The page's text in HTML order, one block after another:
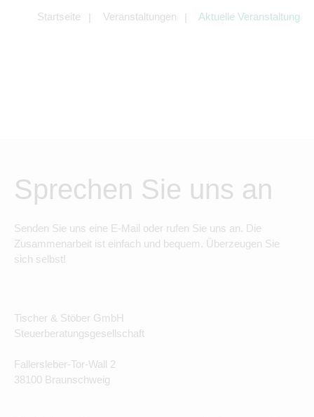
Startseite Veranstaltungen Aktuelle Veranstaltung
Sprechen Sie uns an
Senden Sie uns eine E-Mail oder rufen Sie uns an. Die
Zusammenarbeit ist einfach und bequem. Überzeugen Sie
sich selbst!
Tischer & Stöber GmbH
Steuerberatungsgesellschaft
Fallersleber-Tor-Wall 2
38100 Braunschweig
Angeboten von z.B. Facebook und
LinkedIn.